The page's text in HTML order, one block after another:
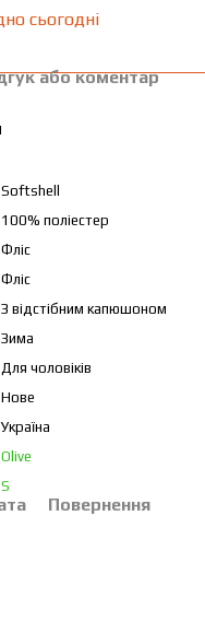
сьогодні
або коментар
Softshell
100% поліестер
Фліс
Фліс
З відстібним капюшоном
Зима
Для чоловіків
Нове
Україна
Olive
S
Повернення